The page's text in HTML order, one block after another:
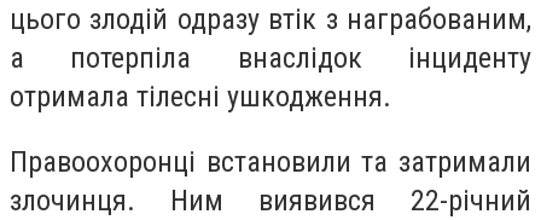
цього злодій одразу втік з награбованим,
а потерпіла внаслідок інциденту
отримала тілесні ушкодження.
Правоохоронці встановили та затримали
злочинця. Ним виявився 22-річний